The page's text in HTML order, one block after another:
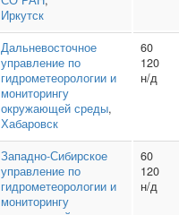
Иркутск
Дальневосточное
управление по
гидрометеорологии и
мониторингу
окружающей среды,
Хабаровск
60
120
н/д
Западно-Сибирское
управление по
гидрометеорологии и
мониторингу
60
120
н/д